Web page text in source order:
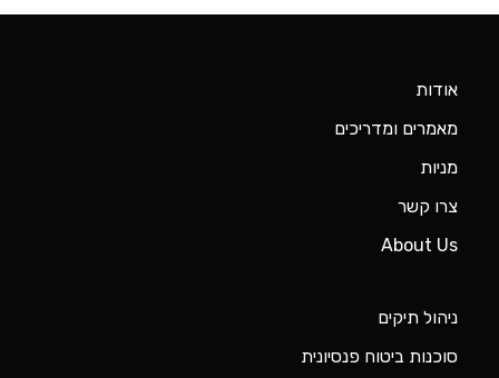
אודות
מאמרים ומדריכים
מניות
צרו קשר
About Us
ניהול תיקים
סוכנות ביטוח פנסיונית